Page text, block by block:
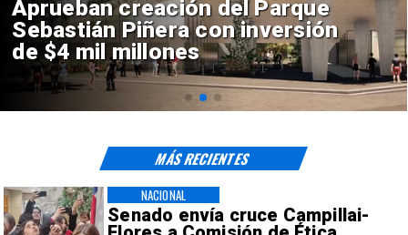
Claudio Bravo baja la euforia
sobre fichaje de Vozinha
Senado envía cruce Campillai-
NACIONAL
MÁS RECIENTES